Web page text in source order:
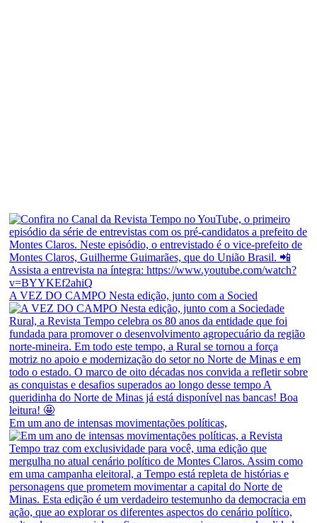
A VEZ DO CAMPO Nesta edição, junto com a Socied
Em um ano de intensas movimentações políticas,